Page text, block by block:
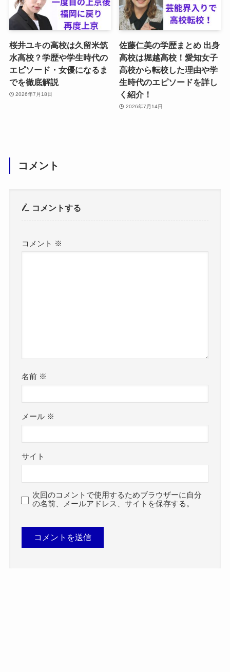
桜井ユキの高校は久留米筑
水高校？学歴や学生時代の
エピソード・女優になるま
でを徹底解説
2026年7月18日
佐藤仁美の学歴まとめ 出身
高校は堀越高校！愛知女子
高校から転校した理由や学
生時代のエピソードを詳し
く紹介！
2026年7月14日
コメント
コメントする
コメント ※
名前 ※
メール ※
サイト
次回のコメントで使用するためブラウザーに自分
の名前、メールアドレス、サイトを保存する。